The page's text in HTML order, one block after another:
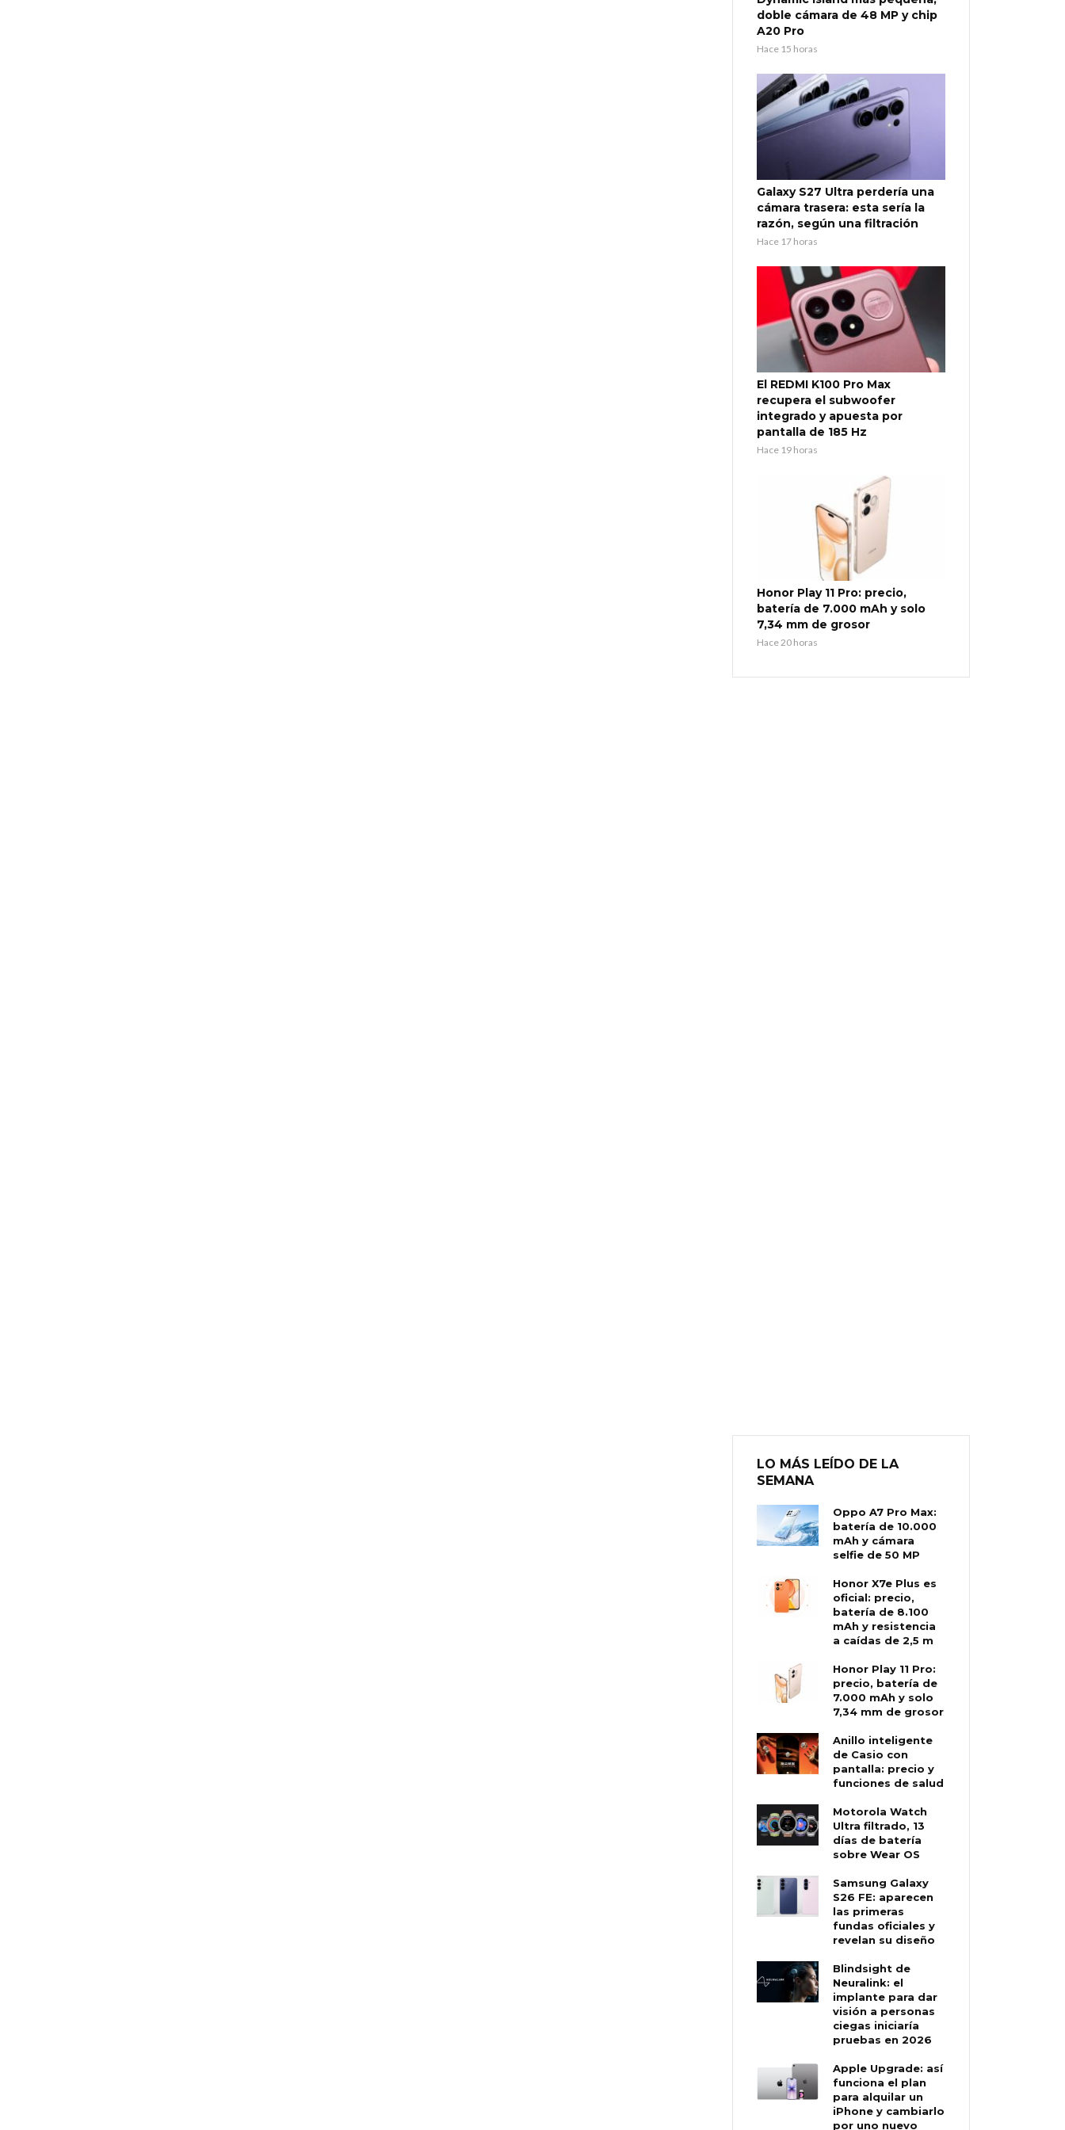
doble cámara de 48 MP y chip
A20 Pro
Hace 15 horas
Galaxy S27 Ultra perdería una
cámara trasera: esta sería la
razón, según una filtración
Hace 17 horas
El REDMI K100 Pro Max
recupera el subwoofer
integrado y apuesta por
pantalla de 185 Hz
Hace 19 horas
Honor Play 11 Pro: precio,
batería de 7.000 mAh y solo
7,34 mm de grosor
Hace 20 horas
LO MÁS LEÍDO DE LA
SEMANA
Oppo A7 Pro Max:
batería de 10.000
mAh y cámara
selfie de 50 MP
Honor X7e Plus es
oficial: precio,
batería de 8.100
mAh y resistencia
a caídas de 2,5 m
Honor Play 11 Pro:
precio, batería de
7.000 mAh y solo
7,34 mm de grosor
Anillo inteligente
de Casio con
pantalla: precio y
funciones de salud
Motorola Watch
Ultra filtrado, 13
días de batería
sobre Wear OS
Samsung Galaxy
S26 FE: aparecen
las primeras
fundas oficiales y
revelan su diseño
Blindsight de
Neuralink: el
implante para dar
visión a personas
ciegas iniciaría
pruebas en 2026
Apple Upgrade: así
funciona el plan
para alquilar un
iPhone y cambiarlo
por uno nuevo